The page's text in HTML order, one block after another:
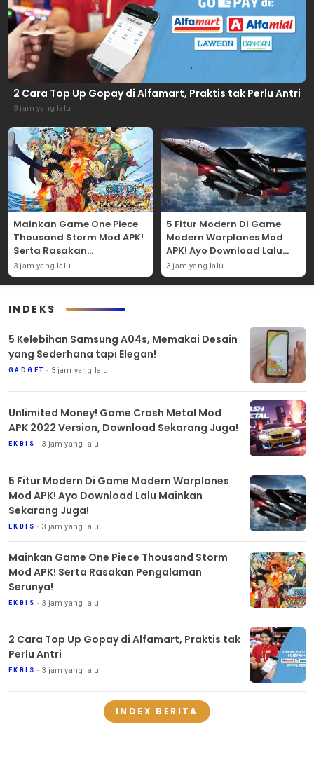
2 Cara Top Up Gopay di Alfamart, Praktis tak Perlu Antri
3 jam yang lalu
Mainkan Game One Piece
Thousand Storm Mod APK!
Serta Rasakan
Pengalaman Serunya!
3 jam yang lalu
5 Fitur Modern Di Game
Modern Warplanes Mod
APK! Ayo Download Lalu
Mainkan Sekarang Juga!
3 jam yang lalu
INDEKS
5 Kelebihan Samsung A04s, Memakai Desain
yang Sederhana tapi Elegan!
GADGET 3 jam yang lalu
Unlimited Money! Game Crash Metal Mod
APK 2022 Version, Download Sekarang Juga!
EKBIS 3 jam yang lalu
5 Fitur Modern Di Game Modern Warplanes
Mod APK! Ayo Download Lalu Mainkan
Sekarang Juga!
EKBIS 3 jam yang lalu
Mainkan Game One Piece Thousand Storm
Mod APK! Serta Rasakan Pengalaman
Serunya!
EKBIS 3 jam yang lalu
2 Cara Top Up Gopay di Alfamart, Praktis tak
Perlu Antri
EKBIS 3 jam yang lalu
INDEX BERITA